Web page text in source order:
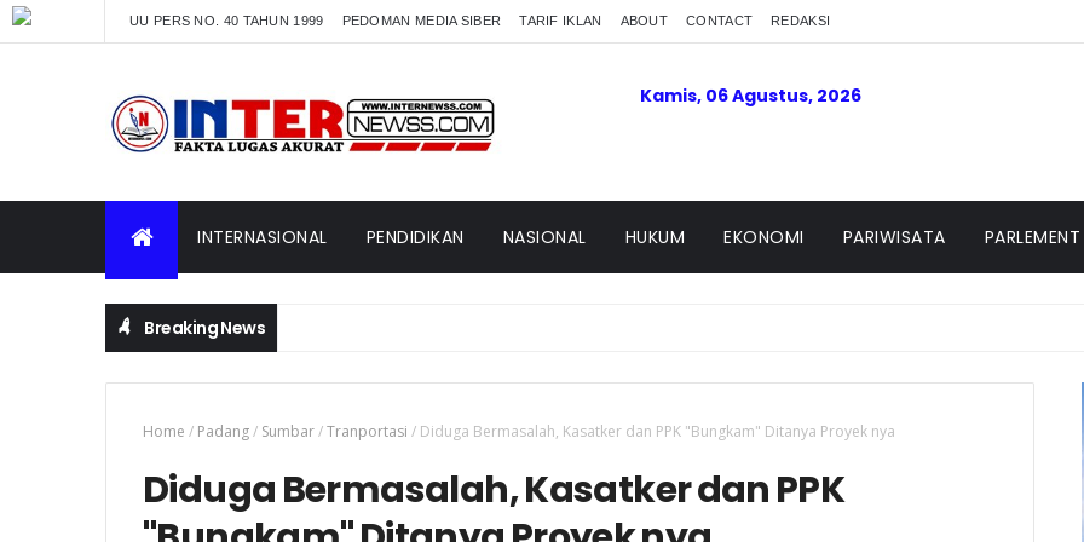
UU PERS NO. 40 TAHUN 1999 PEDOMAN MEDIA SIBER TARIF IKLAN ABOUT CONTACT REDAKSI
Kamis, 06 Agustus, 2026
INTERNASIONAL PENDIDIKAN NASIONAL HUKUM EKONOMI PARIWISATA PARLEMENT
Breaking News
Home / Padang/ Sumbar/Tranportasi / Diduga Bermasalah, Kasatker dan PPK "Bungkam" Ditanya Proyek nya
Diduga Bermasalah, Kasatker dan PPK